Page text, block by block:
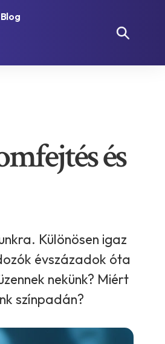
Blog
és
Különösen igaz
évszázadok óta
nekünk? Miért
színpadán?